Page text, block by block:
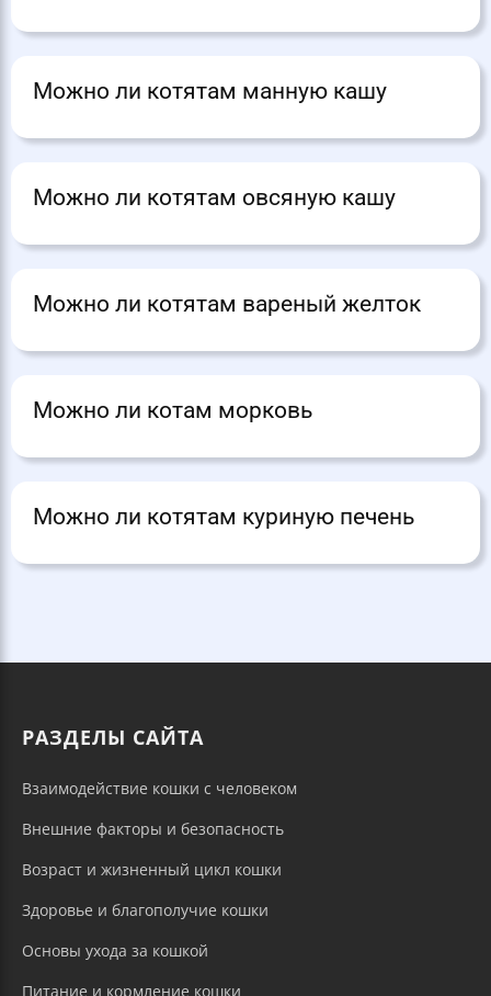
Можно ли котятам манную кашу
Можно ли котятам овсяную кашу
Можно ли котятам вареный желток
Можно ли котам морковь
Можно ли котятам куриную печень
РАЗДЕЛЫ САЙТА
Взаимодействие кошки с человеком
Внешние факторы и безопасность
Возраст и жизненный цикл кошки
Здоровье и благополучие кошки
Основы ухода за кошкой
Питание и кормление кошки